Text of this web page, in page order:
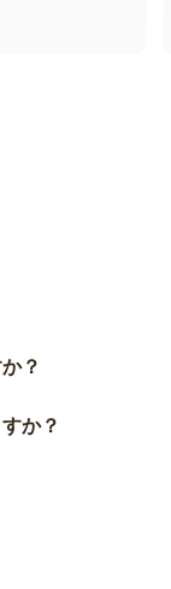
？
か？